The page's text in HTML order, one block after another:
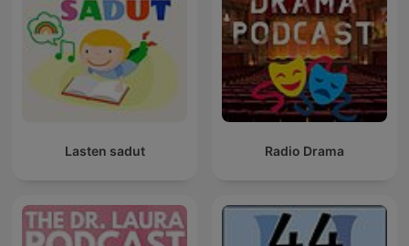
Lasten sadut Radio Drama